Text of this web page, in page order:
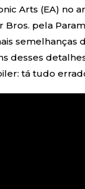
Arts (EA) no
Bros. pela
semelhanças
desses
tá tudo